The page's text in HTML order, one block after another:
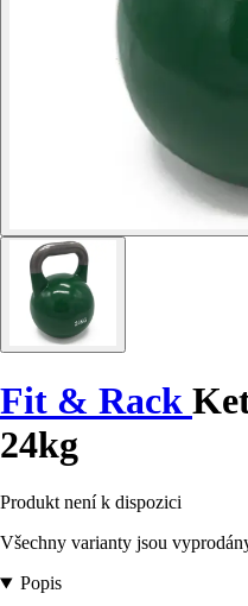
Fit & Rack
24kg
Produkt není k dispozici
Všechny varianty jsou
Popis